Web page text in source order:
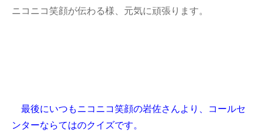
ニコニコ笑顔が伝わる様、元気に頑張ります。
最後にいつもニコニコ笑顔の岩佐さんより、コールセ
ンターならてはのクイズです。